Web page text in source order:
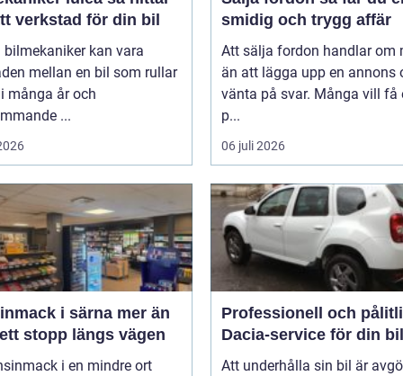
verkstad för din bil
bilmekaniker kan vara
mellan en bil som rullar
många år och
...
smidig och trygg affär
Att sälja fordon handlar om
än att lägga upp en annons
vänta på svar. Många vill få
p...
06 juli 2026
i särna mer än
stopp längs vägen
i en mindre ort
Professionell och
Dacia-service för din bil
Att underhålla sin bil är